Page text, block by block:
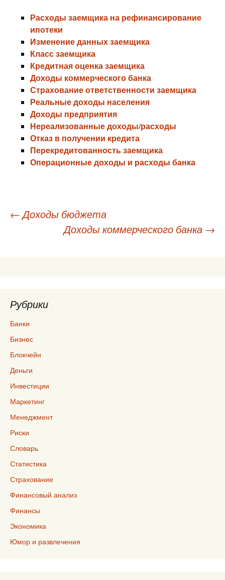
Расходы заемщика на рефинансирование
ипотеки
Изменение данных заемщика
Класс заемщика
Кредитная оценка заемщика
Доходы коммерческого банка
Страхование ответственности заемщика
Реальные доходы населения
Доходы предприятия
Нереализованные доходы/расходы
Отказ в получении кредита
Перекредитованность заемщика
Операционные доходы и расходы банка
Навигация
←Доходы бюджета
Доходы коммерческого банка →
Рубрики
Банки
Бизнес
Блокчейн
Деньги
Инвестиции
Маркетинг
Менеджмент
Риски
Словарь
Статистика
Страхование
Финансовый анализ
Финансы
Экономика
Юмор и развлечения